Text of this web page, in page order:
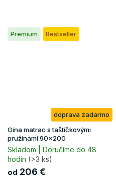
Premium Bestseller
doprava zadarmo
Gina matrac s taštičkovými
pružinami 90x200
Skladom | Doručíme do 48
hodín (>3 ks)
od 206 €